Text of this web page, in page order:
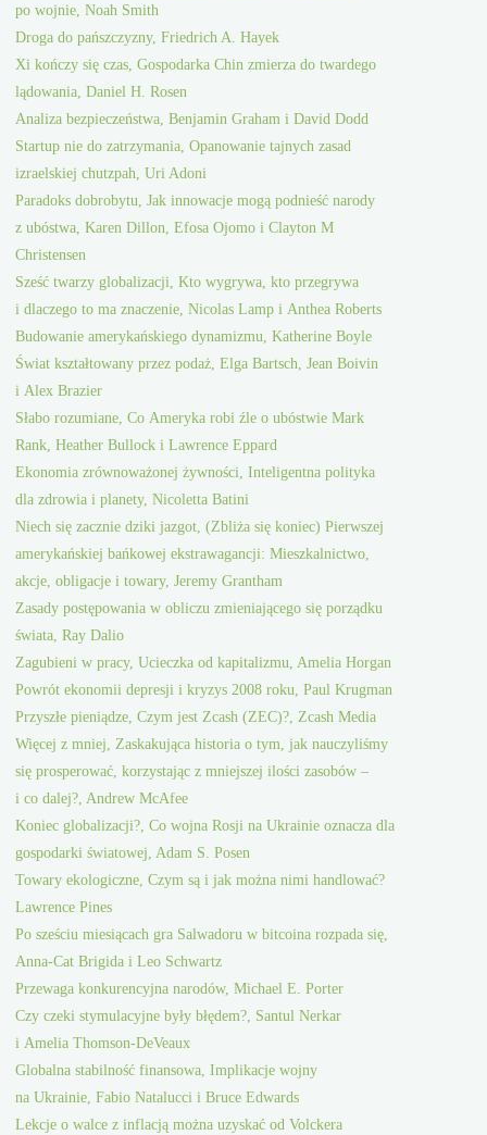
po wojnie, Noah Smith
Droga do pańszczyzny, Friedrich A. Hayek
Xi kończy się czas, Gospodarka Chin zmierza do twardego
lądowania, Daniel H. Rosen
Analiza bezpieczeństwa, Benjamin Graham i David Dodd
Startup nie do zatrzymania, Opanowanie tajnych zasad
izraelskiej chutzpah, Uri Adoni
Paradoks dobrobytu, Jak innowacje mogą podnieść narody
z ubóstwa, Karen Dillon, Efosa Ojomo i Clayton M
Christensen
Sześć twarzy globalizacji, Kto wygrywa, kto przegrywa
i dlaczego to ma znaczenie, Nicolas Lamp i Anthea Roberts
Budowanie amerykańskiego dynamizmu, Katherine Boyle
Świat kształtowany przez podaż, Elga Bartsch, Jean Boivin
i Alex Brazier
Słabo rozumiane, Co Ameryka robi źle o ubóstwie Mark
Rank, Heather Bullock i Lawrence Eppard
Ekonomia zrównoważonej żywności, Inteligentna polityka
dla zdrowia i planety, Nicoletta Batini
Niech się zacznie dziki jazgot, (Zbliża się koniec) Pierwszej
amerykańskiej bańkowej ekstrawagancji: Mieszkalnictwo,
akcje, obligacje i towary, Jeremy Grantham
Zasady postępowania w obliczu zmieniającego się porządku
świata, Ray Dalio
Zagubieni w pracy, Ucieczka od kapitalizmu, Amelia Horgan
Powrót ekonomii depresji i kryzys 2008 roku, Paul Krugman
Przyszłe pieniądze, Czym jest Zcash (ZEC)?, Zcash Media
Więcej z mniej, Zaskakująca historia o tym, jak nauczyliśmy
się prosperować, korzystając z mniejszej ilości zasobów –
i co dalej?, Andrew McAfee
Koniec globalizacji?, Co wojna Rosji na Ukrainie oznacza dla
gospodarki światowej, Adam S. Posen
Towary ekologiczne, Czym są i jak można nimi handlować?
Lawrence Pines
Po sześciu miesiącach gra Salwadoru w bitcoina rozpada się,
Anna-Cat Brigida i Leo Schwartz
Przewaga konkurencyjna narodów, Michael E. Porter
Czy czeki stymulacyjne były błędem?, Santul Nerkar
i Amelia Thomson-DeVeaux
Globalna stabilność finansowa, Implikacje wojny
na Ukrainie, Fabio Natalucci i Bruce Edwards
Lekcje o walce z inflacją można uzyskać od Volckera